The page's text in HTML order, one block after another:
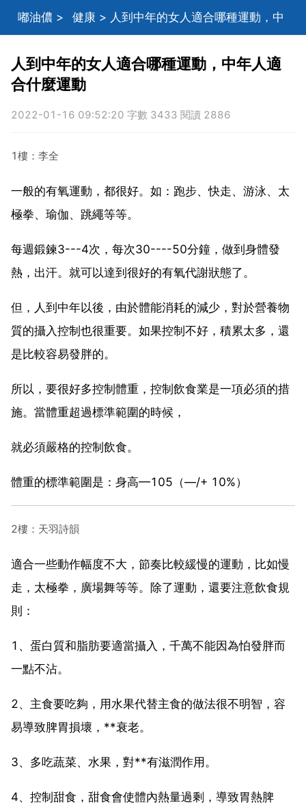
嘟油儂 > 健康 > 人到中年的女人適合哪種運動，中
人到中年的女人適合哪種運動，中年人適
合什麼運動
2022-01-16 09:52:20 字數 3433 閱讀 2886
1樓：李全
一般的有氧運動，都很好。如：跑步、快走、游泳、太
極拳、瑜伽、跳繩等等。
每週鍛鍊3---4次，每次30----50分鐘，做到身體發
熱，出汗。就可以達到很好的有氧代謝狀態了。
但，人到中年以後，由於體能消耗的減少，對於營養物
質的攝入控制也很重要。如果控制不好，積累太多，還
是比較容易發胖的。
所以，要很好多控制體重，控制飲食業是一項必須的措
施。當體重超過標準範圍的時候，
就必須嚴格的控制飲食。
體重的標準範圍是：身高—105（—/+ 10%）
2樓：天羽詩韻
適合一些動作幅度不大，節奏比較緩慢的運動，比如慢
走，太極拳，廣場舞等等。除了運動，還要注意飲食規
則：
1、蛋白質和脂肪要適當攝入，千萬不能因為怕發胖而
一點不沾。
2、主食要吃夠，用水果代替主食的做法很不明智，容
易導致脾胃損壞，**衰老。
3、多吃蔬菜、水果，對**有滋潤作用。
4、控制甜食，甜食會使體內熱量過剩，導致胃熱脾